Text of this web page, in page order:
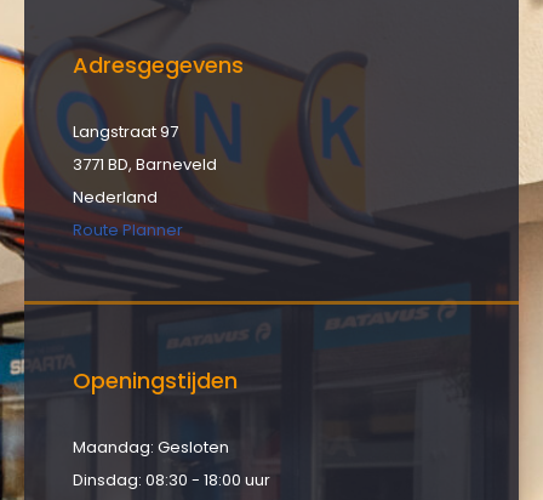
Adresgegevens
Langstraat 97
3771 BD, Barneveld
Nederland
Route Planner
Openingstijden
Maandag: Gesloten
Dinsdag: 08:30 - 18:00 uur